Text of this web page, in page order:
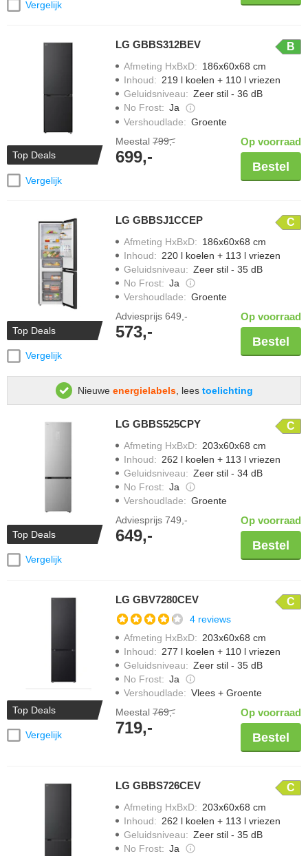
Vergelijk
Top Deals
Vergelijk
LG GBBS312BEV B
Afmeting HxBxD: 186x60x68 cm
Inhoud: 219 l koelen + 110 l vriezen
Geluidsniveau: Zeer stil - 36 dB
No Frost: Ja
Vershoudlade: Groente
Meestal 799,-
699,-
Op voorraad
Bestel
Top Deals
Vergelijk
LG GBBSJ1CCEP C
Afmeting HxBxD: 186x60x68 cm
Inhoud: 220 l koelen + 113 l vriezen
Geluidsniveau: Zeer stil - 35 dB
No Frost: Ja
Vershoudlade: Groente
Adviesprijs 649,-
573,-
Op voorraad
Bestel
Nieuwe energielabels, lees toelichting
Top Deals
Vergelijk
LG GBBS525CPY C
Afmeting HxBxD: 203x60x68 cm
Inhoud: 262 l koelen + 113 l vriezen
Geluidsniveau: Zeer stil - 34 dB
No Frost: Ja
Vershoudlade: Groente
Adviesprijs 749,-
649,-
Op voorraad
Bestel
Top Deals
Vergelijk
LG GBV7280CEV C
4 reviews
Afmeting HxBxD: 203x60x68 cm
Inhoud: 277 l koelen + 110 l vriezen
Geluidsniveau: Zeer stil - 35 dB
No Frost: Ja
Vershoudlade: Vlees + Groente
Meestal 769,-
719,-
Op voorraad
Bestel
LG GBBS726CEV C
Afmeting HxBxD: 203x60x68 cm
Inhoud: 262 l koelen + 113 l vriezen
Geluidsniveau: Zeer stil - 35 dB
No Frost: Ja